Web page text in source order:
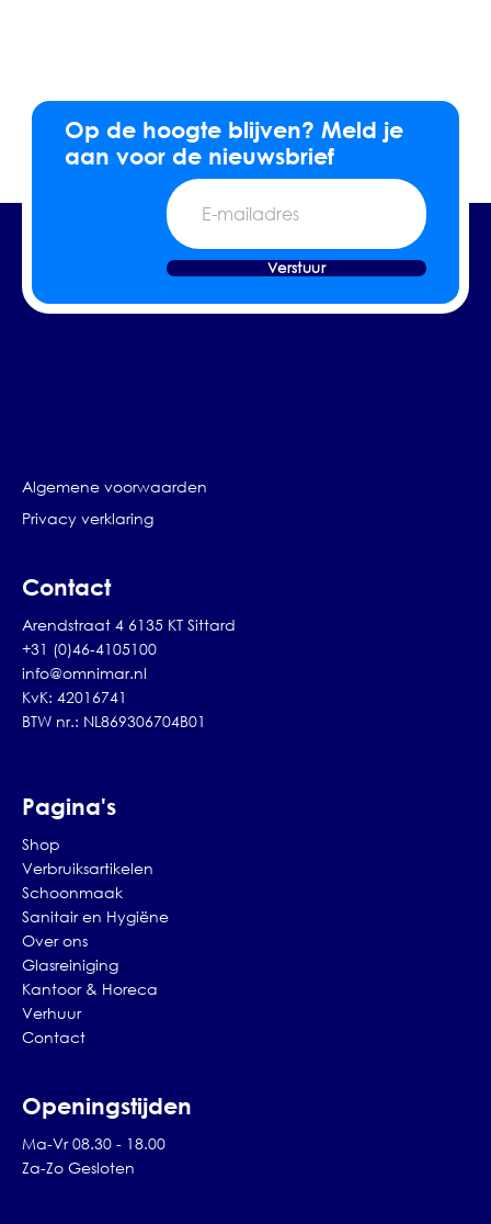
Op de hoogte blijven? Meld je
aan voor de nieuwsbrief
E-
mailadres
Verstuur
Algemene voorwaarden
Privacy verklaring
Contact
Arendstraat 4 6135 KT Sittard
+31 (0)46-4105100
info@omnimar.nl
KvK: 42016741
BTW nr.: NL869306704B01
Pagina's
Shop
Verbruiksartikelen
Schoonmaak
Sanitair en Hygiëne
Over ons
Glasreiniging
Kantoor & Horeca
Verhuur
Contact
Openingstijden
Ma-Vr 08.30 - 18.00
Za-Zo Gesloten